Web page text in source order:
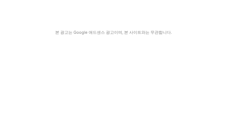
본 광고는 Google 애드센스 광고이며, 본 사이트와는 무관합니다.